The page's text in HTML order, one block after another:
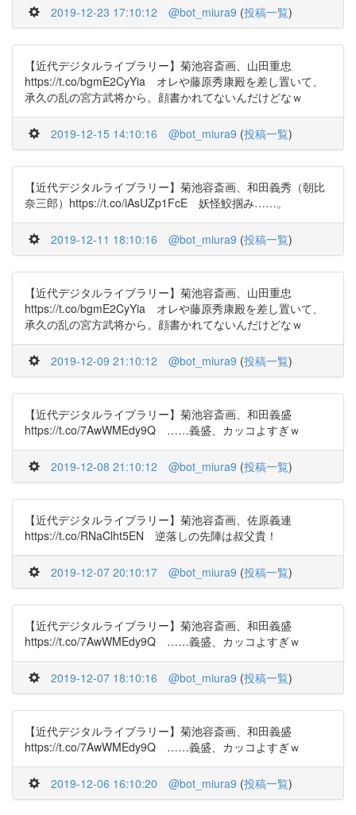
2019-12-23 17:10:12 @bot_miura9 (投稿一覧)
【近代デジタルライブラリー】菊池容斎画、山田重忠
https://t.co/bgmE2CyYia オレや藤原秀康殿を差し置いて、
承久の乱の宮方武将から。顔書かれてないんだけどなｗ
2019-12-15 14:10:16 @bot_miura9 (投稿一覧)
【近代デジタルライブラリー】菊池容斎画、和田義秀（朝比
奈三郎）https://t.co/iAsUZp1FcE 妖怪鮫掴み……。
2019-12-11 18:10:16 @bot_miura9 (投稿一覧)
【近代デジタルライブラリー】菊池容斎画、山田重忠
https://t.co/bgmE2CyYia オレや藤原秀康殿を差し置いて、
承久の乱の宮方武将から。顔書かれてないんだけどなｗ
2019-12-09 21:10:12 @bot_miura9 (投稿一覧)
【近代デジタルライブラリー】菊池容斎画、和田義盛
https://t.co/7AwWMEdy9Q ……義盛、カッコよすぎｗ
2019-12-08 21:10:12 @bot_miura9 (投稿一覧)
【近代デジタルライブラリー】菊池容斎画、佐原義連
https://t.co/RNaClht5EN 逆落しの先陣は叔父貴！
2019-12-07 20:10:17 @bot_miura9 (投稿一覧)
【近代デジタルライブラリー】菊池容斎画、和田義盛
https://t.co/7AwWMEdy9Q ……義盛、カッコよすぎｗ
2019-12-07 18:10:16 @bot_miura9 (投稿一覧)
【近代デジタルライブラリー】菊池容斎画、和田義盛
https://t.co/7AwWMEdy9Q ……義盛、カッコよすぎｗ
2019-12-06 16:10:20 @bot_miura9 (投稿一覧)